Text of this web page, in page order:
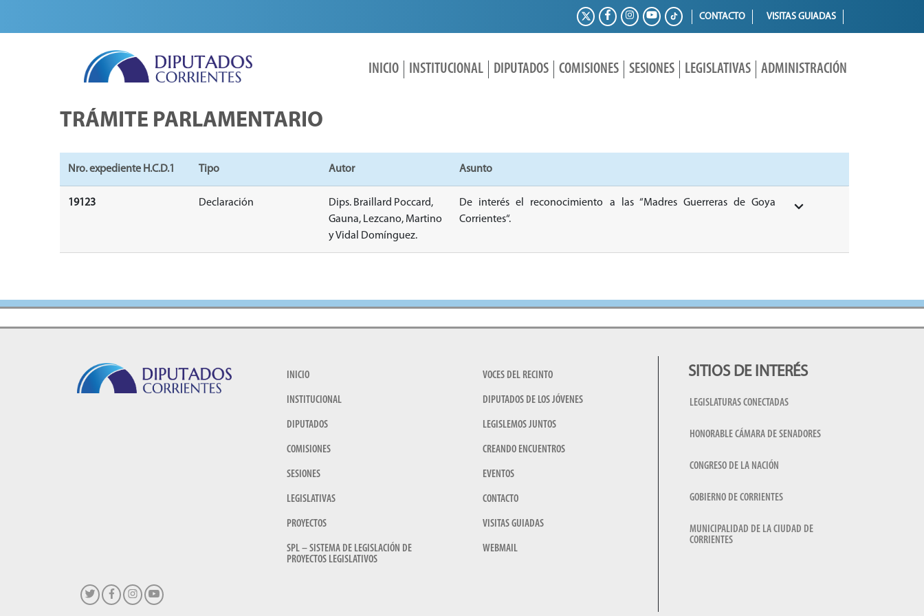
CONTACTO VISITAS GUIADAS
INICIO INSTITUCIONAL DIPUTADOS COMISIONES SESIONES LEGISLATIVAS ADMINISTRACIÓN
TRÁMITE PARLAMENTARIO
Nro. expediente H.C.D.1 Tipo Autor Asunto
19123 Declaración
Dips. Braillard Poccard,
Gauna, Lezcano, Martino
y Vidal Domínguez.
De interés el reconocimiento a las “Madres Guerreras de Goya
Corrientes“.
INICIO
INSTITUCIONAL
DIPUTADOS
COMISIONES
SESIONES
LEGISLATIVAS
PROYECTOS
SPL – SISTEMA DE LEGISLACIÓN DE
PROYECTOS LEGISLATIVOS
VOCES DEL RECINTO
DIPUTADOS DE LOS JÓVENES
LEGISLEMOS JUNTOS
CREANDO ENCUENTROS
EVENTOS
CONTACTO
VISITAS GUIADAS
WEBMAIL
SITIOS DE INTERÉS
LEGISLATURAS CONECTADAS
HONORABLE CÁMARA DE SENADORES
CONGRESO DE LA NACIÓN
GOBIERNO DE CORRIENTES
MUNICIPALIDAD DE LA CIUDAD DE
CORRIENTES